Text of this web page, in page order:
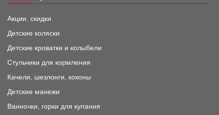
Акции, скидки
Детские коляски
Детские кроватки и колыбели
Стульчики для кормления
Качели, шезлонги, коконы
Детские манежи
Ванночки, горки для купания